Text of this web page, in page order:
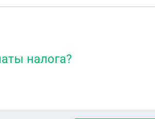
налога?